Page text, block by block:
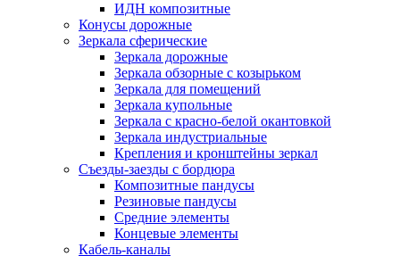
ИДН композитные
Конусы дорожные
Зеркала сферические
Зеркала дорожные
Зеркала обзорные с козырьком
Зеркала для помещений
Зеркала купольные
Зеркала с красно-белой окантовкой
Зеркала индустриальные
Крепления и кронштейны зеркал
Съезды-заезды с бордюра
Композитные пандусы
Резиновые пандусы
Средние элементы
Концевые элементы
Кабель-каналы